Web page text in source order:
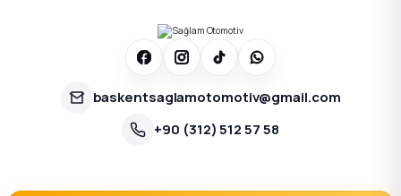
baskentsaglamotomotiv@gmail.com
+90 (312) 512 57 58